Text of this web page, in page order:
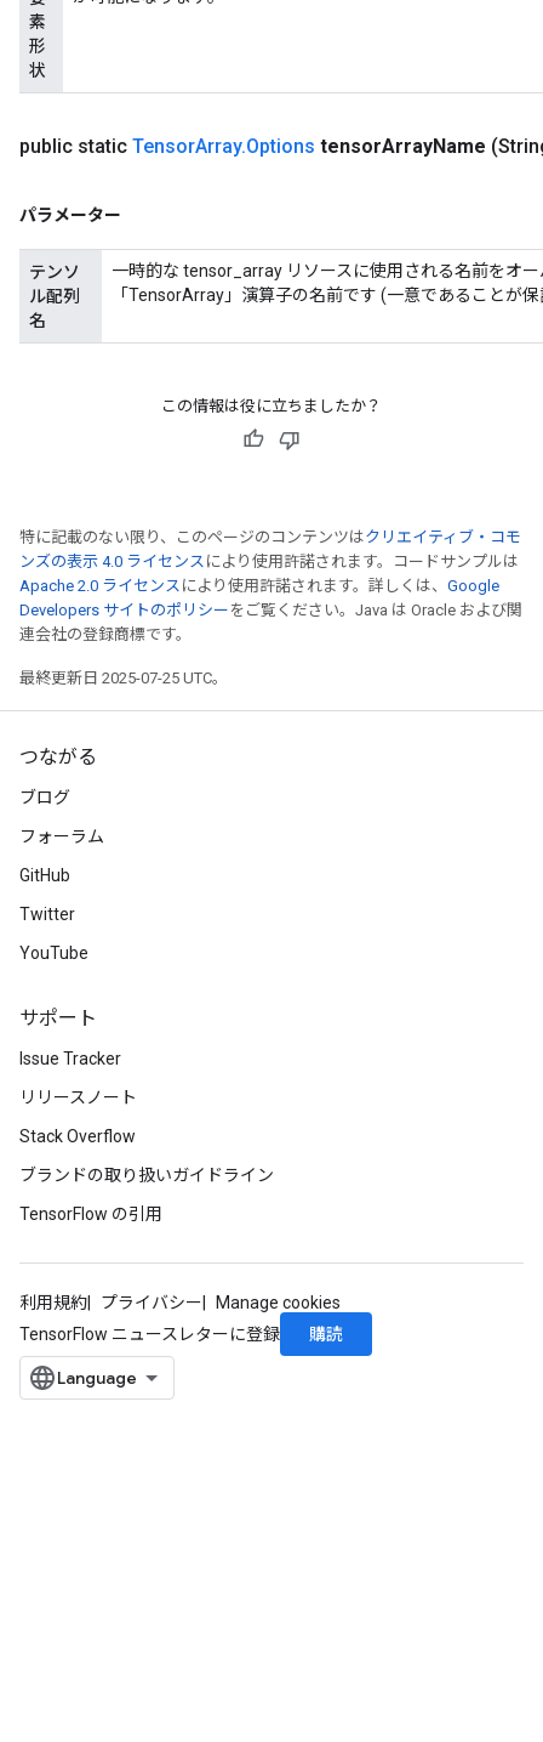
素
形
状
public static TensorArray.Options tensorArrayName
パラメーター
テンソ
ル配列
名
一時的な tensor_array リソースに使用される名前をオ
「TensorArray」演算子の名前です (一意であることが
この情報は役に立ちましたか？
特に記載のない限り、このページのコンテンツはクリエイティブ・コモ
ンズの表示 4.0 ライセンス により使用許諾されます。コードサンプルは
Apache 2.0 ライセンス により使用許諾されます。詳しくは、 Google
Developers サイトのポリシー をご覧ください。Java は Oracle および関
連会社の登録商標です。
最終更新日 2025-07-25 UTC。
つながる
ブログ
フォーラム
GitHub
Twitter
YouTube
サポート
Issue Tracker
リリースノート
Stack Overflow
ブランドの取り扱いガイドライン
TensorFlow の引用
利用規約 プライバシー
Manage cookies
TensorFlow ニュースレターに登録
購読